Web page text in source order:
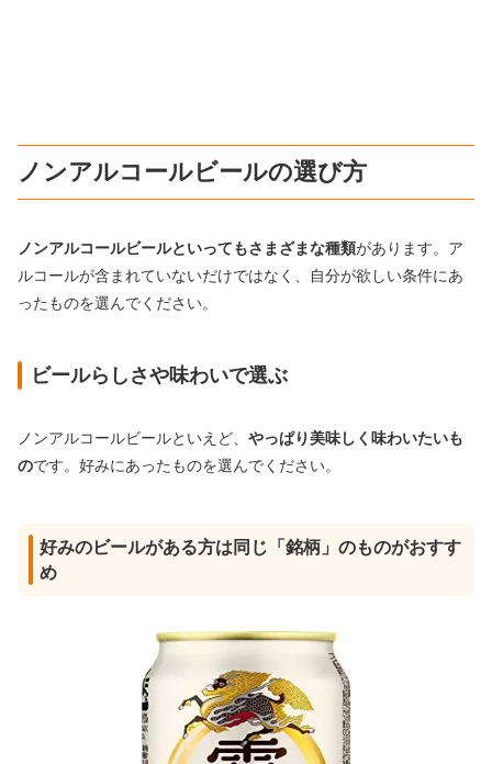
ノンアルコールビールの選び方
ノンアルコールビールといってもさまざまな種類があります。ア
ルコールが含まれていないだけではなく、自分が欲しい条件にあ
ったものを選んでください。
ビールらしさや味わいで選ぶ
ノンアルコールビールといえど、 やっぱり美味しく味わいたいも
のです。好みにあったものを選んでください。
好みのビールがある方は同じ「銘柄」のものがおすす
め